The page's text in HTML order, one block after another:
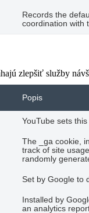
Records the
coordination with
zlepšiť služby
Popis
YouTube sets
The _ga cookie,
track of site
randomly
Set by Google to
Installed by
an analytics